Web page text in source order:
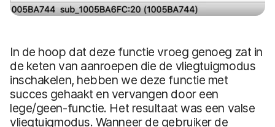
In de hoop dat deze functie vroeg genoeg zat in
de keten van aanroepen die de vliegtuigmodus
inschakelen, hebben we deze functie met
succes gehaakt en vervangen door een
lege/geen-functie. Het resultaat was een valse
vliegtuigmodus. Wanneer de gebruiker de